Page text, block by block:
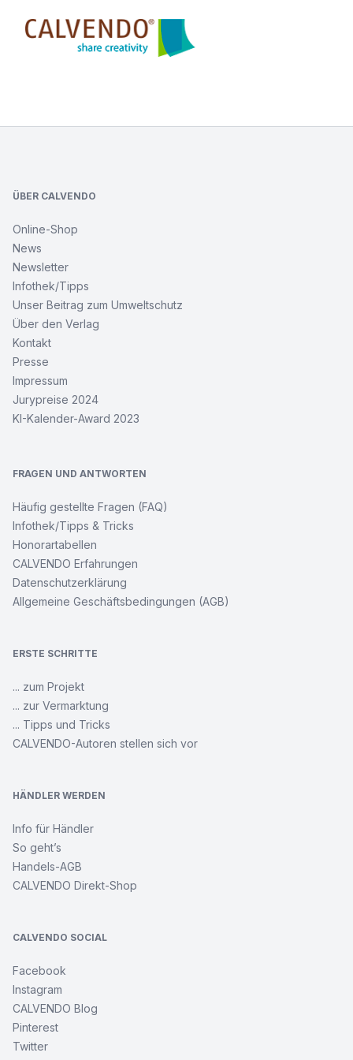
Calvendo
YORK
NEW
CITY
Brooklyn
Monochrom
Würzburg
Idylle
am
Burgstadt
Edle
Rockerglück
ONLYNUDE.ART
–
Farben
Wikinger
Nordische
Fantasiemotive
seine
Besuch
im
Erotik
Wo
das
Herz
nach
ÜBER CALVENDO
Online-Shop
News
Newsletter
Infothek/Tipps
Unser Beitrag zum Umweltschutz
Über den Verlag
Kontakt
Presse
Impressum
Jurypreise 2024
KI-Kalender-Award 2023
FRAGEN UND ANTWORTEN
Häufig gestellte Fragen (FAQ)
Infothek/Tipps & Tricks
Honorartabellen
CALVENDO Erfahrungen
Datenschutzerklärung
Allgemeine Geschäftsbedingungen (AGB)
ERSTE SCHRITTE
... zum Projekt
... zur Vermarktung
... Tipps und Tricks
CALVENDO-Autoren stellen sich vor
HÄNDLER WERDEN
Info für Händler
So geht’s
Handels-AGB
CALVENDO Direkt-Shop
CALVENDO SOCIAL
Facebook
Instagram
CALVENDO Blog
Pinterest
Twitter